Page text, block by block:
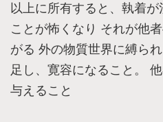
以上に所有すると、執着
ことが怖くなり それが他
がる 外の物質世界に縛ら
足し、寛容になること。
与えること